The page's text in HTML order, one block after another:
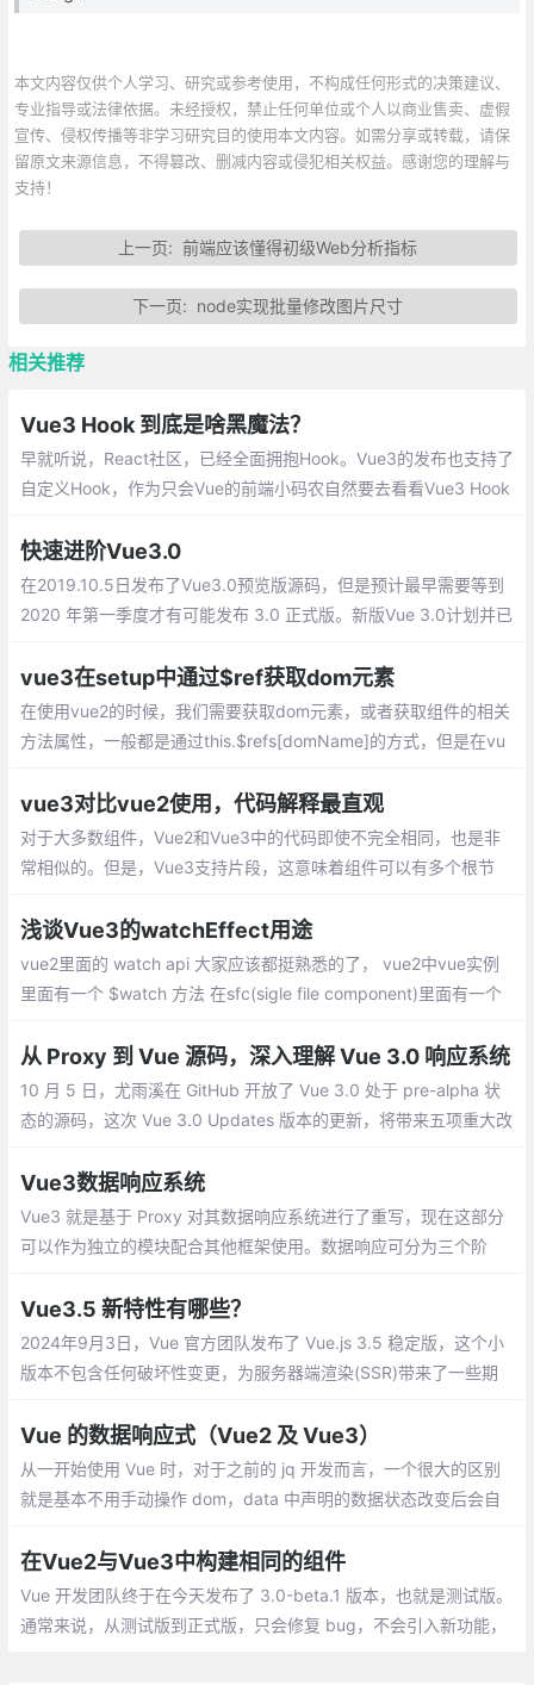
本文内容仅供个人学习、研究或参考使用，不构成任何形式的决策建议、
专业指导或法律依据。未经授权，禁止任何单位或个人以商业售卖、虚假
宣传、侵权传播等非学习研究目的使用本文内容。如需分享或转载，请保
留原文来源信息，不得篡改、删减内容或侵犯相关权益。感谢您的理解与
支持！
上一页:前端应该懂得初级Web分析指标
下一页: node实现批量修改图片尺寸
相关推荐
Vue3 Hook 到底是啥黑魔法？
早就听说，React社区，已经全面拥抱Hook。Vue3的发布也支持了
自定义Hook，作为只会Vue的前端小码农自然要去看看Vue3 Hook
快速进阶Vue3.0
在2019.10.5日发布了Vue3.0预览版源码，但是预计最早需要等到
2020 年第一季度才有可能发布 3.0 正式版。新版Vue 3.0计划并已
vue3在setup中通过$ref获取dom元素
在使用vue2的时候，我们需要获取dom元素，或者获取组件的相关
方法属性，一般都是通过this.$refs[domName]的方式，但是在vu
vue3对比vue2使用，代码解释最直观
对于大多数组件，Vue2和Vue3中的代码即使不完全相同，也是非
常相似的。但是，Vue3支持片段，这意味着组件可以有多个根节
用。但是，在本例中，表单组件的两个版本都将只保留一个根节点
浅谈Vue3的watchEffect用途
vue2里面的 watch api 大家应该都挺熟悉的了， vue2中vue实例
里面有一个 $watch 方法 在sfc(sigle file component)里面有一个
的行为
从 Proxy 到 Vue 源码，深入理解 Vue 3.0 响应系统
10 月 5 日，尤雨溪在 GitHub 开放了 Vue 3.0 处于 pre-alpha 状
态的源码，这次 Vue 3.0 Updates 版本的更新，将带来五项重大改
Vue3数据响应系统
Vue3 就是基于 Proxy 对其数据响应系统进行了重写，现在这部分
可以作为独立的模块配合其他框架使用。数据响应可分为三个阶
Vue3.5 新特性有哪些？
2024年9月3日，Vue 官方团队发布了 Vue.js 3.5 稳定版，这个小
版本不包含任何破坏性变更，为服务器端渲染(SSR)带来了一些期
Vue 的数据响应式（Vue2 及 Vue3）
从一开始使用 Vue 时，对于之前的 jq 开发而言，一个很大的区别
就是基本不用手动操作 dom，data 中声明的数据状态改变后会自
态发生了变化及哪里有用到这个数据需要随之修改。
在Vue2与Vue3中构建相同的组件
Vue 开发团队终于在今天发布了 3.0-beta.1 版本，也就是测试版。
通常来说，从测试版到正式版，只会修复 bug，不会引入新功能，